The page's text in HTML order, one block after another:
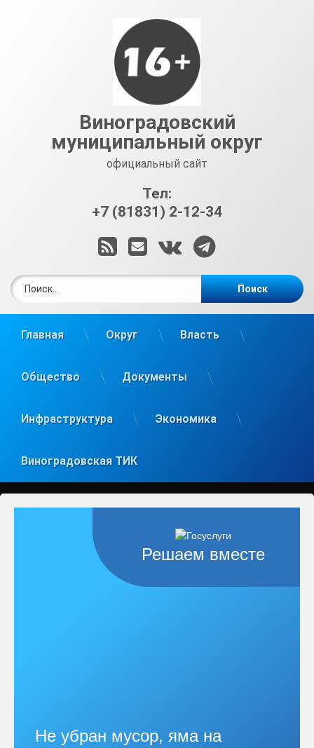
Виноградовский
муниципальный округ
официальный сайт
Тел:
+7 (81831) 2-12-34
RSSE-mailВКонтакте
Telegram
Главная Округ Власть
Общество Документы
Инфраструктура Экономика
Виноградовская ТИК
Решаем вместе
Не убран мусор, яма на